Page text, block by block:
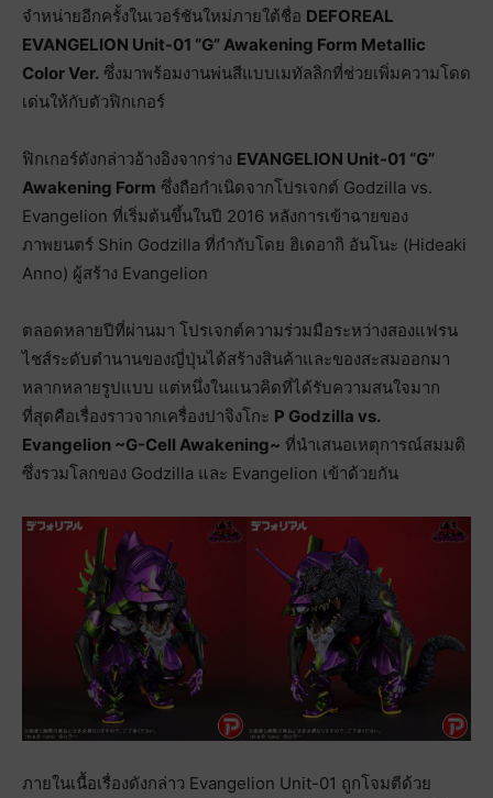
จำหน่ายอีกครั้งในเวอร์ชันใหม่ภายใต้ชื่อ DEFOREAL
EVANGELION Unit-01 “G” Awakening Form Metallic
Color Ver. ซึ่งมาพร้อมงานพ่นสีแบบเมทัลลิกที่ช่วยเพิ่มความโดด
เด่นให้กับตัวฟิกเกอร์
ฟิกเกอร์ดังกล่าวอ้างอิงจากร่าง EVANGELION Unit-01 “G”
Awakening Form ซึ่งถือกำเนิดจากโปรเจกต์ Godzilla vs.
Evangelion ที่เริ่มต้นขึ้นในปี 2016 หลังการเข้าฉายของ
ภาพยนตร์ Shin Godzilla ที่กำกับโดย ฮิเดอากิ อันโนะ (Hideaki
Anno) ผู้สร้าง Evangelion
ตลอดหลายปีที่ผ่านมา โปรเจกต์ความร่วมมือระหว่างสองแฟรน
ไชส์ระดับตำนานของญี่ปุ่นได้สร้างสินค้าและของสะสมออกมา
หลากหลายรูปแบบ แต่หนึ่งในแนวคิดที่ได้รับความสนใจมาก
ที่สุดคือเรื่องราวจากเครื่องปาจิงโกะ P Godzilla vs.
Evangelion ~G-Cell Awakening~ ที่นำเสนอเหตุการณ์สมมติ
ซึ่งรวมโลกของ Godzilla และ Evangelion เข้าด้วยกัน
ภายในเนื้อเรื่องดังกล่าว Evangelion Unit-01 ถูกโจมตีด้วย